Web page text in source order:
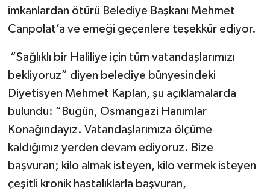
imkanlardan ötürü Belediye Başkanı Mehmet
Canpolat’a ve emeği geçenlere teşekkür ediyor.
“Sağlıklı bir Haliliye için tüm vatandaşlarımızı
bekliyoruz” diyen belediye bünyesindeki
Diyetisyen Mehmet Kaplan, şu açıklamalarda
bulundu: “Bugün, Osmangazi Hanımlar
Konağındayız. Vatandaşlarımıza ölçüme
kaldığımız yerden devam ediyoruz. Bize
başvuran; kilo almak isteyen, kilo vermek isteyen
çeşitli kronik hastalıklarla başvuran,